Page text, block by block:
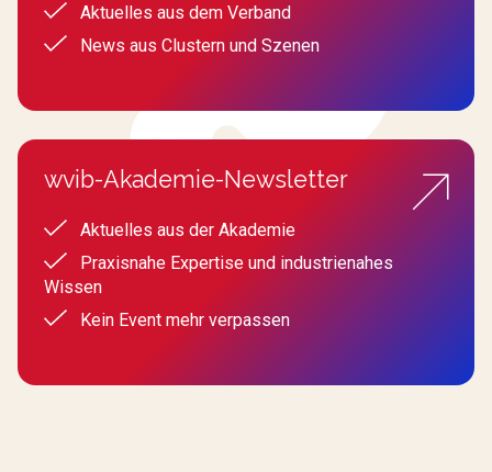
Aktuelles aus dem Verband
News aus Clustern und Szenen
wvib-Akademie-Newsletter
Aktuelles aus der Akademie
Praxisnahe Expertise und industrienahes
Wissen
Kein Event mehr verpassen